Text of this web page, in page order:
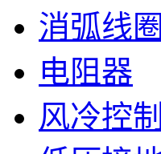
消弧线圈
电阻器
风冷控